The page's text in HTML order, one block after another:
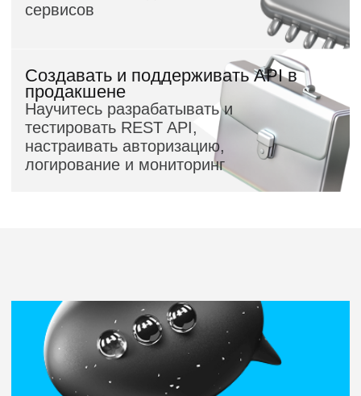
карьеру в 2007 году и прошёл путь
от разработчика до тимлида, CTO
и VP of Engineering
Основная специализация — веб-разработка
во всём её спектре: от фронтенда и бэкенда
до DevOps, CI/CD и инфраструктуры. Много
лет занимаюсь и кодом, и формированием
Кирилл Мокевнин